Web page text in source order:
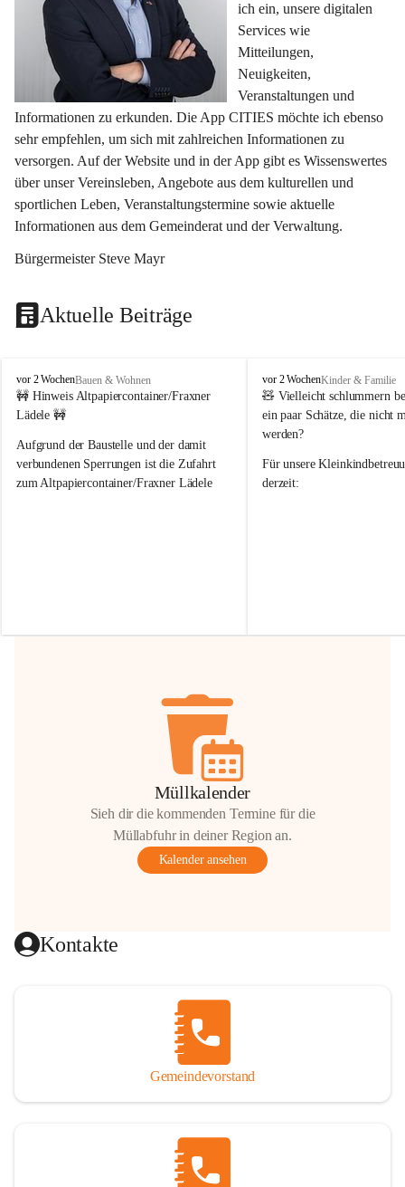
ich ein, unsere digitalen
Services wie
Mitteilungen,
Neuigkeiten,
Veranstaltungen und
Informationen zu erkunden. Die App CITIES möchte ich ebenso
sehr empfehlen, um sich mit zahlreichen Informationen zu
versorgen. Auf der Website und in der App gibt es Wissenswertes
über unser Vereinsleben, Angebote aus dem kulturellen und
sportlichen Leben, Veranstaltungstermine sowie aktuelle
Informationen aus dem Gemeinderat und der Verwaltung.
Bürgermeister Steve Mayr
Aktuelle Beiträge
F
r
a
e
r
n
vor 2 WochenBauen & Wohnen
🚧 Hinweis Altpapiercontainer/Fraxner
Lädele 🚧
Aufgrund der Baustelle und der damit
verbundenen Sperrungen ist die Zufahrt
zum Altpapiercontainer/Fraxner Lädele
Hilfsbereitschaft!
F
r
a
x
r
n
vor 2 WochenKinder & Familie
🧸 Vielleicht schlummern
ein paar Schätze, die nicht
werden?
Für unsere
derzeit:
Müllkalender
Sieh dir die kommenden Termine für die
Müllabfuhr in deiner Region an.
Kalender ansehen
Kontakte
Gemeindevorstand